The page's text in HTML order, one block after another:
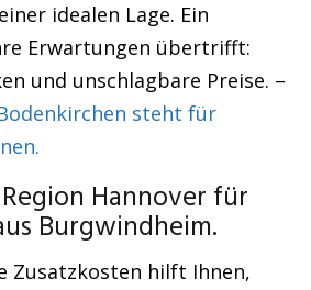
idealen Lage. Ein
Erwartungen übertrifft:
und unschlagbare Preise. –
steht für
Hannover für
Burgwindheim.
Zusatzkosten hilft Ihnen,